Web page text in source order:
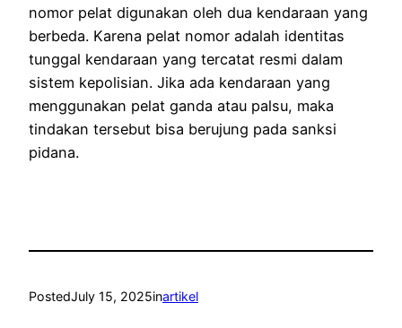
nomor pelat digunakan oleh dua kendaraan yang
berbeda. Karena pelat nomor adalah identitas
tunggal kendaraan yang tercatat resmi dalam
sistem kepolisian. Jika ada kendaraan yang
menggunakan pelat ganda atau palsu, maka
tindakan tersebut bisa berujung pada sanksi
pidana.
PostedJuly 15, 2025inartikel